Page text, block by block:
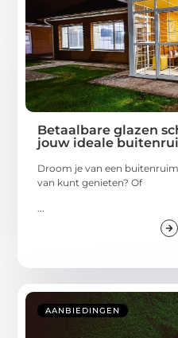
Betaalbare glazen
jouw ideale
Droom je van een
van kunt genieten? Of
...
AANBIEDINGEN